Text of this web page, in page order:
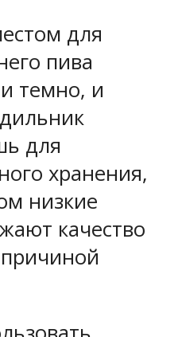
для
пива
темно, и
для
хранения,
низкие
качество